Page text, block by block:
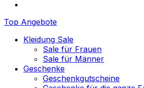
Top Angebote
Kleidung Sale
Sale für Frauen
Sale für Männer
Geschenke
Geschenkgutscheine